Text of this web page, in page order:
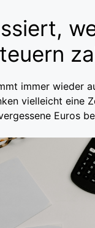
immer wieder
vielleicht eine
Euros